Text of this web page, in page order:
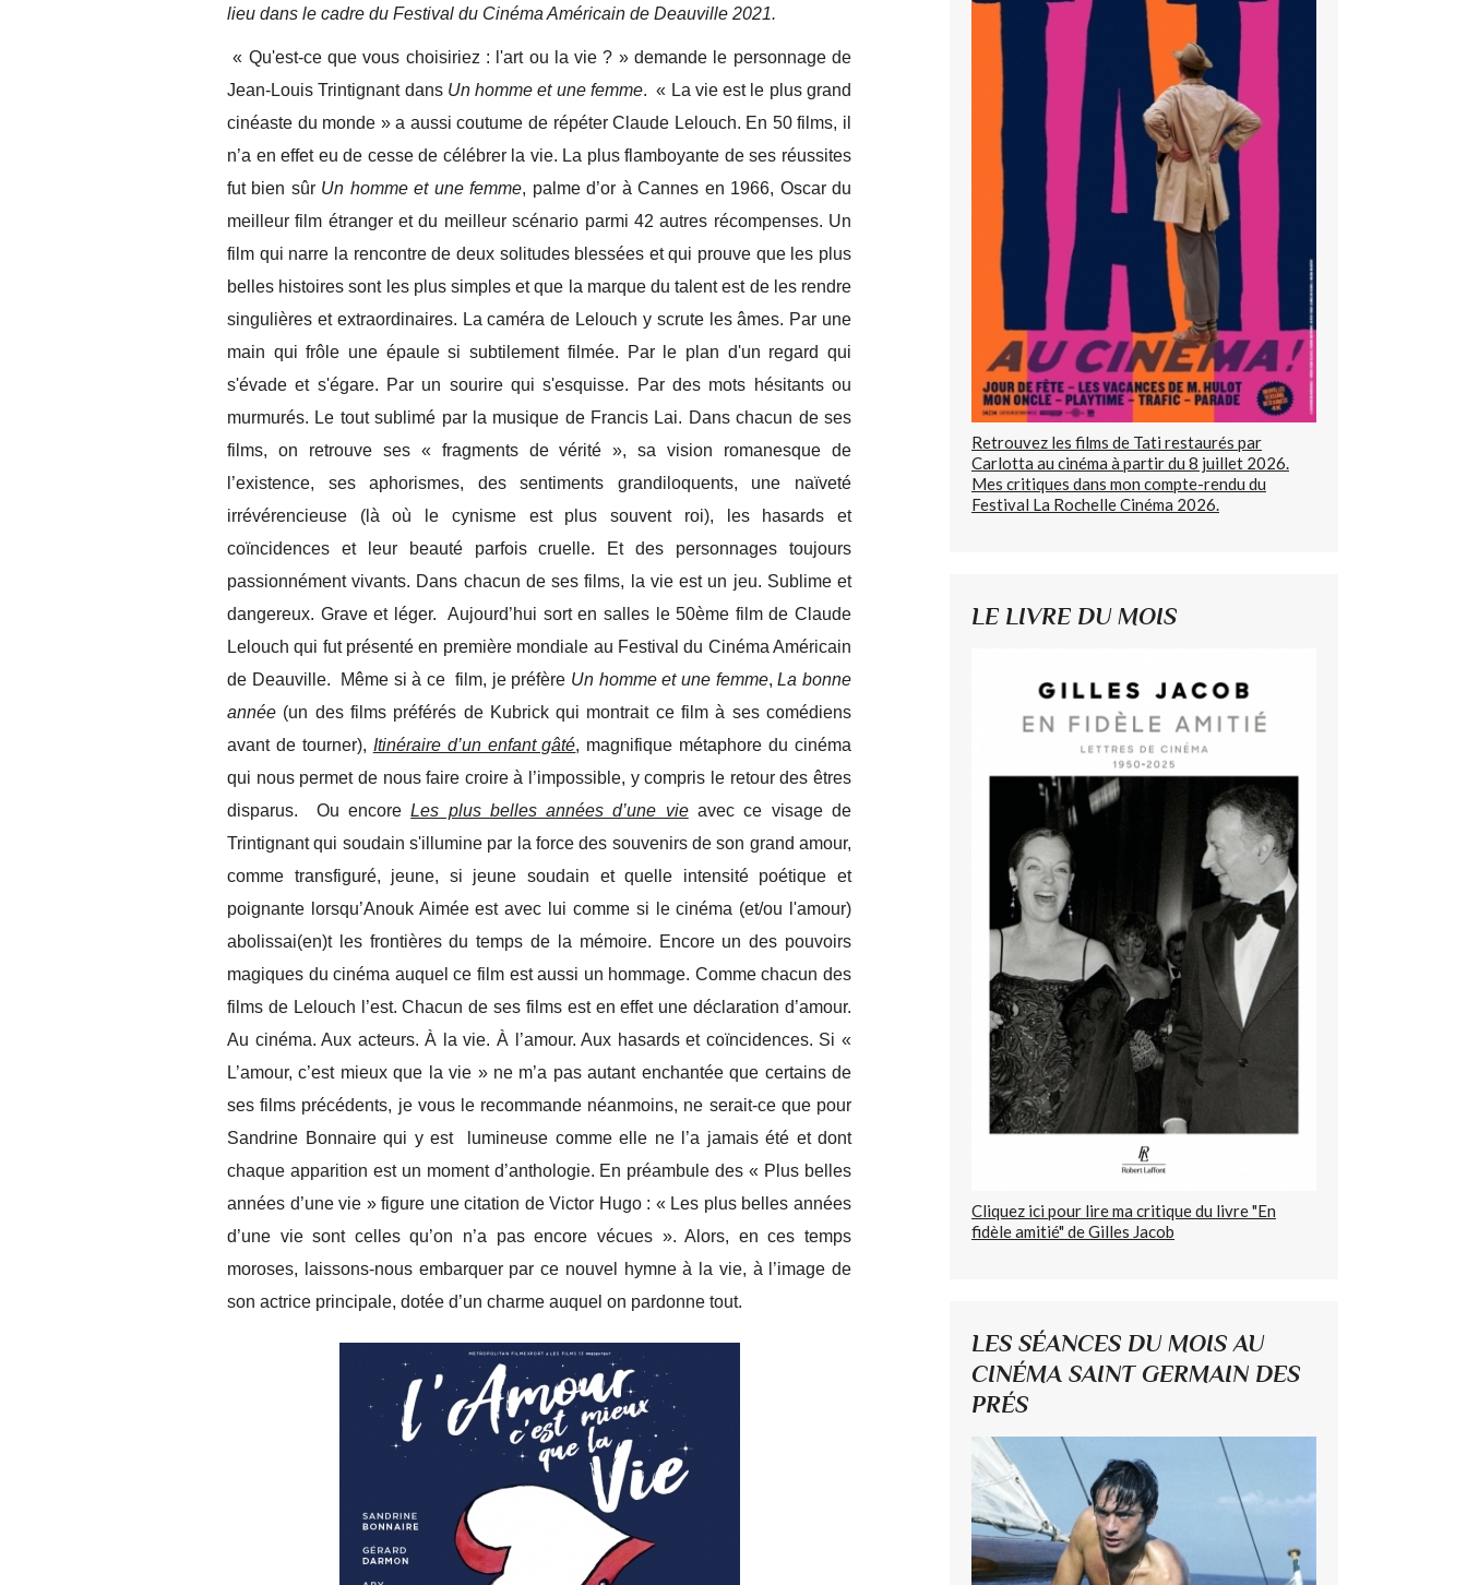
lieu dans le cadre du Festival du Cinéma Américain de Deauville 2021.
« Qu'est-ce que vous choisiriez : l'art ou la vie ? » demande le personnage de
Jean-Louis Trintignant dans Un homme et une femme. « La vie est le plus grand
cinéaste du monde » a aussi coutume de répéter Claude Lelouch. En 50 films, il
n’a en effet eu de cesse de célébrer la vie. La plus flamboyante de ses réussites
fut bien sûr Un homme et une femme, palme d’or à Cannes en 1966, Oscar du
meilleur film étranger et du meilleur scénario parmi 42 autres récompenses. Un
film qui narre la rencontre de deux solitudes blessées et qui prouve que les plus
belles histoires sont les plus simples et que la marque du talent est de les rendre
singulières et extraordinaires. La caméra de Lelouch y scrute les âmes. Par une
main qui frôle une épaule si subtilement filmée. Par le plan d'un regard qui
s'évade et s'égare. Par un sourire qui s'esquisse. Par des mots hésitants ou
murmurés. Le tout sublimé par la musique de Francis Lai. Dans chacun de ses
films, on retrouve ses « fragments de vérité », sa vision romanesque de
l’existence, ses aphorismes, des sentiments grandiloquents, une naïveté
irrévérencieuse (là où le cynisme est plus souvent roi), les hasards et
coïncidences et leur beauté parfois cruelle. Et des personnages toujours
passionnément vivants. Dans chacun de ses films, la vie est un jeu. Sublime et
dangereux. Grave et léger. Aujourd’hui sort en salles le 50ème film de Claude
Lelouch qui fut présenté en première mondiale au Festival du Cinéma Américain
de Deauville. Même si à ce film, je préfère Un homme et une femme,La bonne
année (un des films préférés de Kubrick qui montrait ce film à ses comédiens
avant de tourner), Itinéraire d’un enfant gâté, magnifique métaphore du cinéma
qui nous permet de nous faire croire à l’impossible, y compris le retour des êtres
disparus. Ou encoreLes plus belles années d’une vie avec ce visage de
Trintignant qui soudain s'illumine par la force des souvenirs de son grand amour,
comme transfiguré, jeune, si jeune soudain et quelle intensité poétique et
poignante lorsqu’Anouk Aimée est avec lui comme si le cinéma (et/ou l'amour)
abolissai(en)t les frontières du temps de la mémoire. Encore un des pouvoirs
magiques du cinéma auquel ce film est aussi un hommage. Comme chacun des
films de Lelouch l’est. Chacun de ses films est en effet une déclaration d’amour.
Au cinéma. Aux acteurs. À la vie. À l’amour. Aux hasards et coïncidences. Si «
L’amour, c’est mieux que la vie » ne m’a pas autant enchantée que certains de
ses films précédents, je vous le recommande néanmoins, ne serait-ce que pour
Sandrine Bonnaire qui y est lumineuse comme elle ne l’a jamais été et dont
chaque apparition est un moment d’anthologie. En préambule des « Plus belles
années d’une vie » figure une citation de Victor Hugo : « Les plus belles années
d’une vie sont celles qu’on n’a pas encore vécues ». Alors, en ces temps
moroses, laissons-nous embarquer par ce nouvel hymne à la vie, à l’image de
son actrice principale, dotée d’un charme auquel on pardonne tout.
Retrouvez les films de Tati restaurés par
Carlotta au cinéma à partir du 8 juillet 2026.
Mes critiques dans mon compte-rendu du
Festival La Rochelle Cinéma 2026.
LE LIVRE DU MOIS
Cliquez ici pour lire ma critique du livre "En
fidèle amitié" de Gilles Jacob
LES SÉANCES DU MOIS AU
CINÉMA SAINT GERMAIN DES
PRÉS